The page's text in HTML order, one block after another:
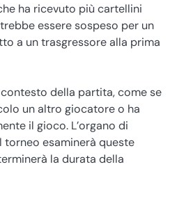
ha ricevuto più cartellini
essere sospeso per un
a un trasgressore alla prima
della partita, come se
un altro giocatore o ha
il gioco. L’organo di
torneo esaminerà queste
la durata della